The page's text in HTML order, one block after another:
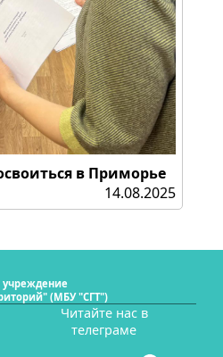
в Приморье
14.08.2025
(МБУ "СГТ")
Читайте нас в
телеграме